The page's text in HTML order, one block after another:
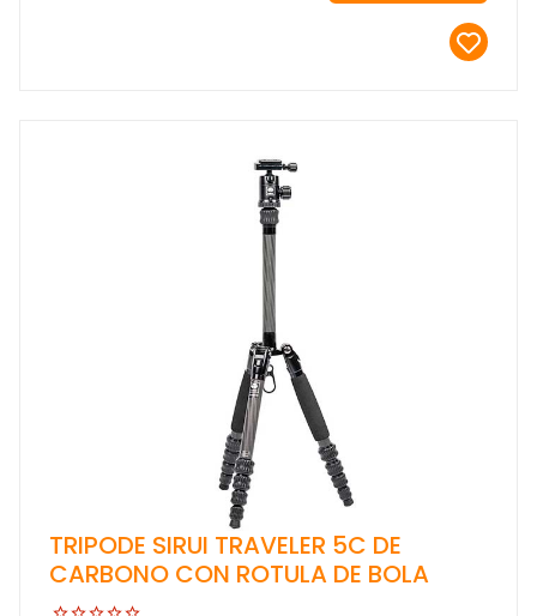
TRIPODE SIRUI TRAVELER 5C DE
CARBONO CON ROTULA DE BOLA